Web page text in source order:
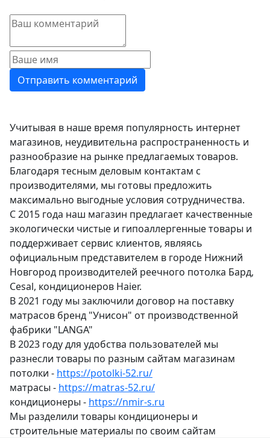
Учитывая в наше время популярность интернет
магазинов, неудивительна распространенность и
разнообразие на рынке предлагаемых товаров.
Благодаря тесным деловым контактам с
производителями, мы готовы предложить
максимально выгодные условия сотрудничества.
С 2015 года наш магазин предлагает качественные
экологически чистые и гипоаллергенные товары и
поддерживает сервис клиентов, являясь
официальным представителем в городе Нижний
Новгород производителей реечного потолка Бард,
Cesal, кондиционеров Haier.
В 2021 году мы заключили договор на поставку
матрасов бренд "Унисон" от производственной
фабрики "LANGA"
В 2023 году для удобства пользователей мы
разнесли товары по разным сайтам магазинам
потолки - https://potolki-52.ru/
матрасы - https://matras-52.ru/
кондиционеры - https://nmir-s.ru
Мы разделили товары кондиционеры и
строительные материалы по своим сайтам